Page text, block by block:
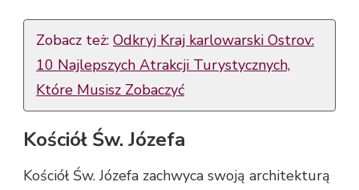
Zobacz też: Odkryj Kraj karlowarski Ostrov:
10 Najlepszych Atrakcji Turystycznych,
Które Musisz Zobaczyć
Kościół Św. Józefa
Kościół Św. Józefa zachwyca swoją architekturą